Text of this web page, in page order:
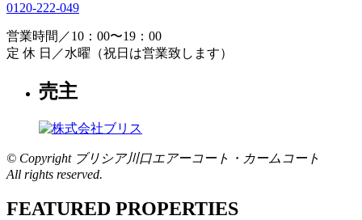
0120-222-049
営業時間／10：00〜19：00
定 休 日／水曜（祝日は営業致します）
売主
© Copyright ブリシア川口エアーコート・カームコート
All rights reserved.
FEATURED PROPERTIES